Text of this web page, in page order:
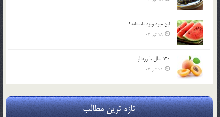
اين ميوه ويژه تابستانه !
18 تیر 03
120 سال با زردآلو
18 تیر 03
تازه ترین مطالب